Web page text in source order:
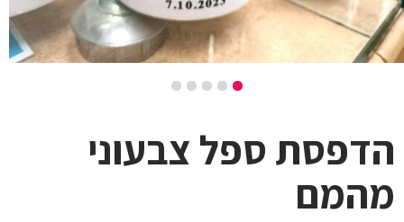
הדפסת ספל צבעוני
מהמם